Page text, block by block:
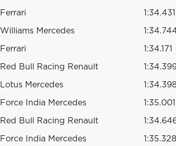
Ferrari 1:34.431
Williams Mercedes
Ferrari 1:34.171
Red Bull Racing Renault
Lotus Mercedes
Force India Mercedes 1:35.001
Red Bull Racing Renault
Force India Mercedes 1:35.328